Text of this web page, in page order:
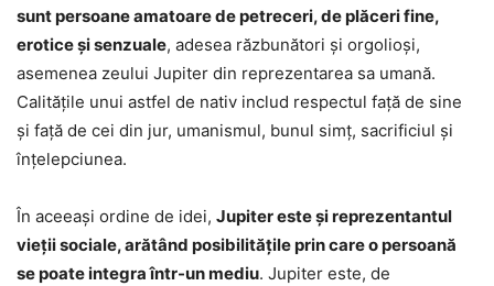
sunt persoane amatoare de petreceri, de plăceri fine,
erotice și senzuale, adesea răzbunători și orgolioși,
asemenea zeului Jupiter din reprezentarea sa umană.
Calitățile unui astfel de nativ includ respectul față de sine
și față de cei din jur, umanismul, bunul simț, sacrificiul și
înțelepciunea.
În aceeași ordine de idei, Jupiter este și reprezentantul
vieții sociale, arătând posibilitățile prin care o persoană
se poate integra într-un mediu. Jupiter este, de